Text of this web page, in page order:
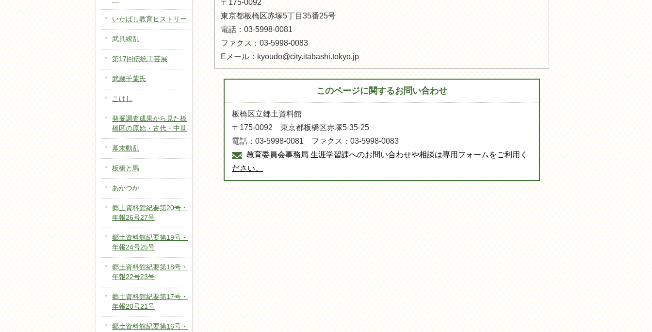
〒175-0092
東京都板橋区赤塚5丁目35番25号
電話：03-5998-0081
ファクス：03-5998-0083
Eメール：kyoudo@city.itabashi.tokyo.jp
このページに関するお問い合わせ
板橋区立郷土資料館
〒175-0092 東京都板橋区赤塚5-35-25
電話：03-5998-0081 ファクス：03-5998-0083
教育委員会事務局 生涯学習課へのお問い合わせや相談は専用フォームをご利用く
ださい。
いたばし教育ヒストリー
武具繚乱
第17回伝統工芸展
武蔵千葉氏
こけし
発掘調査成果から見た板
橋区の原始・古代・中世
幕末動乱
板橋と馬
あかつか
郷土資料館紀要第20号・
年報26号27号
郷土資料館紀要第19号・
年報24号25号
郷土資料館紀要第18号・
年報22号23号
郷土資料館紀要第17号・
年報20号21号
郷土資料館紀要第16号・